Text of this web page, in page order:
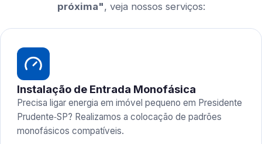
próxima", veja nossos serviços:
Instalação de Entrada Monofásica
Precisa ligar energia em imóvel pequeno em Presidente
Prudente‑SP? Realizamos a colocação de padrões
monofásicos compatíveis.